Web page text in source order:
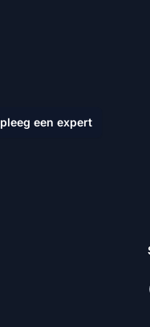
een expert